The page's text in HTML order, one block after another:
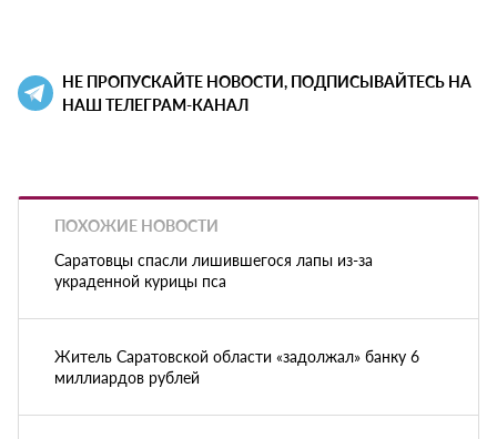
НЕ ПРОПУСКАЙТЕ НОВОСТИ, ПОДПИСЫВАЙТЕСЬ НА
НАШ ТЕЛЕГРАМ-КАНАЛ
ПОХОЖИЕ НОВОСТИ
Саратовцы спасли лишившегося лапы из-за
украденной курицы пса
Житель Саратовской области «задолжал» банку 6
миллиардов рублей